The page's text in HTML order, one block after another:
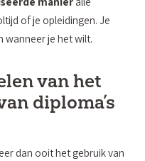
of je opleidingen. Je
wanneer je het wilt.
van het
diploma’s
dan ooit het gebruik van